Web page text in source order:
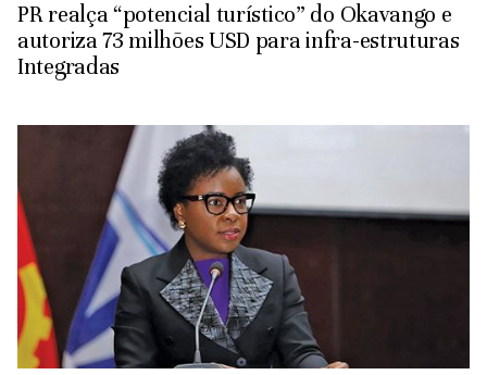
PR realça “potencial turístico” do Okavango e
autoriza 73 milhões USD para infra-estruturas
Integradas